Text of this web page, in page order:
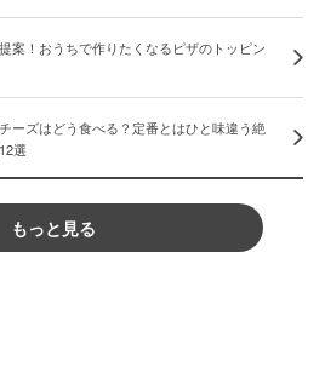
案！おうちで作りたくなるピザのトッピン
ーズはどう食べる？定番とはひと味違う絶
選
もっと見る